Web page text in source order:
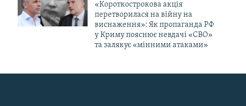
«Короткострокова акція
перетворилася на війну на
виснаження»: Як пропаганда РФ
у Криму пояснює невдачі «СВО»
та залякує «мінними атаками»